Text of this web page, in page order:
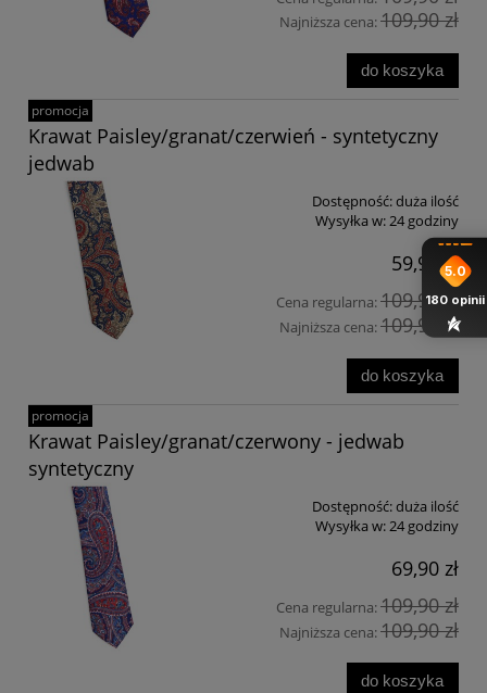
Najniższa cena:109,90 zł
do koszyka
Krawat Paisley/granat/czerwień - syntetyczny
jedwab
Dostępność:duża ilość
Wysyłka w:24 godziny
59,90 zł
Cena regularna:109,90 zł
Najniższa cena:109,90 zł
do koszyka
promocja
Krawat Paisley/granat/czerwony - jedwab
syntetyczny
Dostępność:duża ilość
Wysyłka w:24 godziny
69,90 zł
Cena regularna:109,90 zł
Najniższa cena:109,90 zł
do koszyka
promocja
5.0
180 opinii